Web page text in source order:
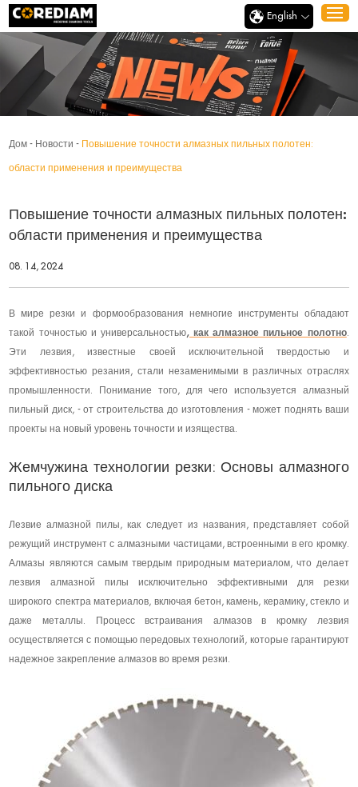
English
Дом - Новости - Повышение точности алмазных пильных полотен:
области применения и преимущества
Повышение точности алмазных пильных полотен:
области применения и преимущества
08. 14, 2024
В мире резки и формообразования немногие инструменты обладают
такой точностью и универсальностью, как алмазное пильное полотно.
Эти лезвия, известные своей исключительной твердостью и
эффективностью резания, стали незаменимыми в различных отраслях
промышленности. Понимание того, для чего используется алмазный
пильный диск, - от строительства до изготовления - может поднять ваши
проекты на новый уровень точности и изящества.
Жемчужина технологии резки: Основы алмазного
пильного диска
Лезвие алмазной пилы, как следует из названия, представляет собой
режущий инструмент с алмазными частицами, встроенными в его кромку.
Алмазы являются самым твердым природным материалом, что делает
лезвия алмазной пилы исключительно эффективными для резки
широкого спектра материалов, включая бетон, камень, керамику, стекло и
даже металлы. Процесс встраивания алмазов в кромку лезвия
осуществляется с помощью передовых технологий, которые гарантируют
надежное закрепление алмазов во время резки.